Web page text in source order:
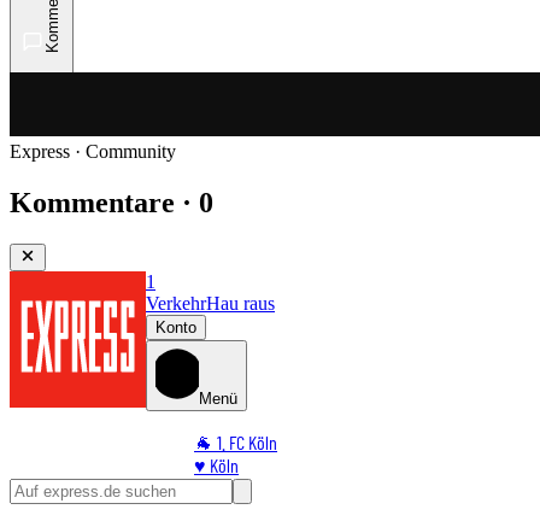
Express · Community
Kommentare · 0
1
VerkehrHau raus
Konto
Menü
🐐 1. FC Köln
♥️ Köln
⭐ Promi